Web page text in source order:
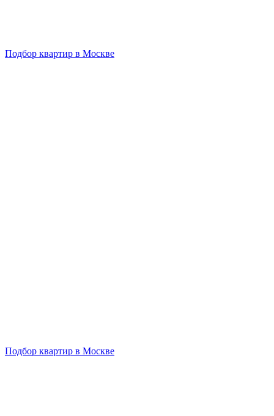
Подбор квартир в Москве
Подбор квартир в Москве